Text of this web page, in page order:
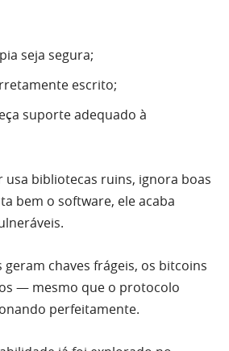
seja segura;
escrito;
suporte adequado à
usa bibliotecas ruins, ignora boas
bem o software, ele acaba
geram chaves frágeis, os bitcoins
— mesmo que o protocolo
perfeitamente.